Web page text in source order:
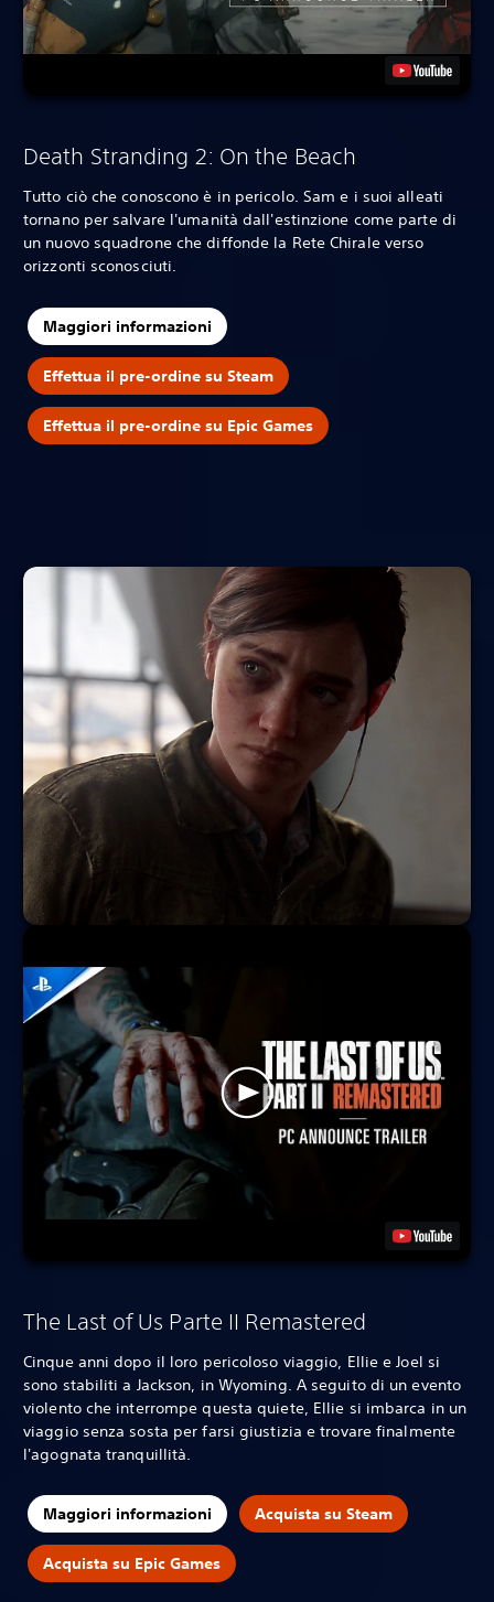
Death Stranding 2: On the Beach
Tutto ciò che conoscono è in pericolo. Sam e i suoi alleati
tornano per salvare l'umanità dall'estinzione come parte di
un nuovo squadrone che diffonde la Rete Chirale verso
orizzonti sconosciuti.
Maggiori informazioni
Effettua il pre-ordine su Steam
Effettua il pre-ordine su Epic Games
The Last of Us Parte II Remastered
Cinque anni dopo il loro pericoloso viaggio, Ellie e Joel si
sono stabiliti a Jackson, in Wyoming. A seguito di un evento
violento che interrompe questa quiete, Ellie si imbarca in un
viaggio senza sosta per farsi giustizia e trovare finalmente
l'agognata tranquillità.
Maggiori informazioni Acquista su Steam
Acquista su Epic Games